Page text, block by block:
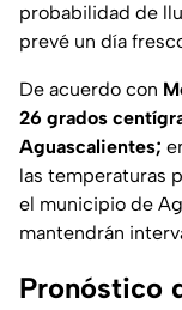
probabilidad de
prevé un día
De acuerdo con
26 grados
Aguascalientes;
las temperaturas
el municipio de
mantendrán
Pronóstico